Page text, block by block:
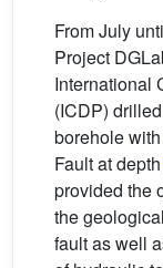
From July
Project
International
(ICDP)
borehole
Fault at
provided the
the
fault as well